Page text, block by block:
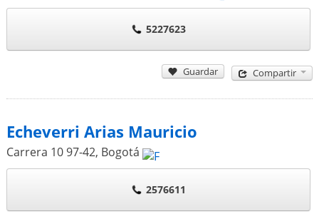
5227623
Guardar Compartir
Echeverri Arias Mauricio
Carrera 10 97-42, Bogotá
2576611